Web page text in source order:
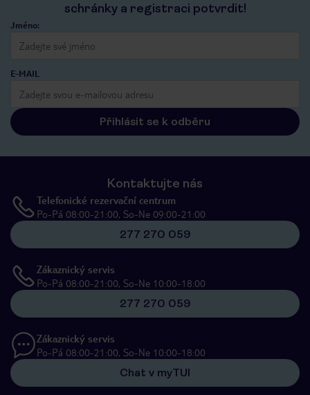
schránky a registraci potvrdit!
Jméno:
E-MAIL
Přihlásit se k odběru
Kontaktujte nás
Telefonické rezervační centrum
Po-Pá 08:00-21:00, So-Ne 09:00-21:00
277 270 059
Zákaznický servis
Po-Pá 08:00-21:00, So-Ne 10:00-18:00
277 270 059
Zákaznický servis
Po-Pá 08:00-21:00, So-Ne 10:00-18:00
Chat v myTUI